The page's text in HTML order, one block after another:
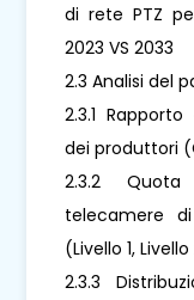
di rete PTZ
2023 VS 2033
2.3 Analisi del
2.3.1
dei produttori
2.3.2
telecamere
(Livello 1,
2.3.3